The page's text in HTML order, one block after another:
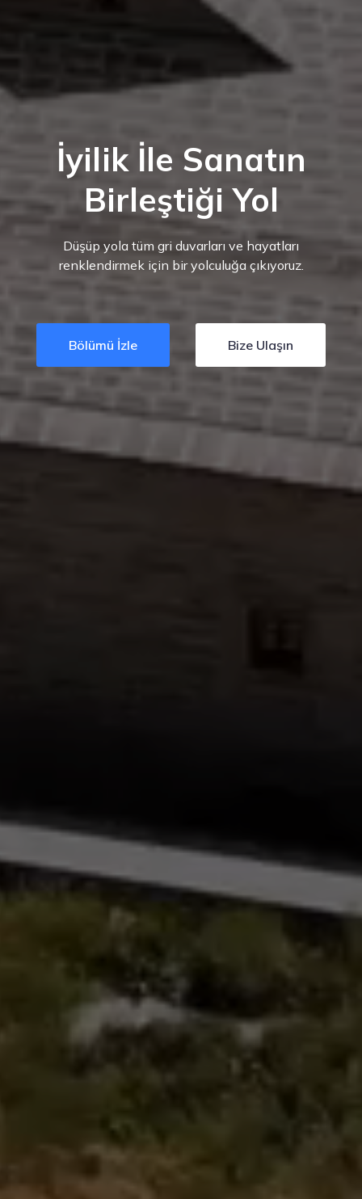
İyilik İle Sanatın
Birleştiği Yol
Düşüp yola tüm gri duvarları ve hayatları
renklendirmek için bir yolculuğa çıkıyoruz.
Bölümü İzle Bize Ulaşın